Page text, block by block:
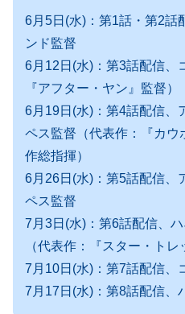
6月5日(水)：第1話・第2話
ンド監督
6月12日(水)：第3話配信、
『アフター・ヤン』監督）
6月19日(水)：第4話配信、
ペス監督（代表作：『カウ
作総指揮）
6月26日(水)：第5話配信、
ペス監督
7月3日(水)：第6話配信、
（代表作：『スター・トレ
7月10日(水)：第7話配信、
7月17日(水)：第8話配信、